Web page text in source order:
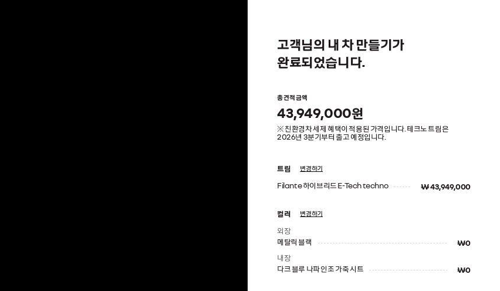
고객님의 내 차 만들기가
완료되었습니다.
총 견적 금액
43,949,000원
※ 친환경차 세제 혜택이 적용된 가격입니다. 테크노 트림은
2026년 3분기부터 출고 예정입니다.
트림 변경하기
Filante 하이브리드 E-Tech techno ₩ 43,949,000
컬러 변경하기
외장
메탈릭 블랙
₩0
내장
다크 블루 나파 인조 가죽 시트
₩0